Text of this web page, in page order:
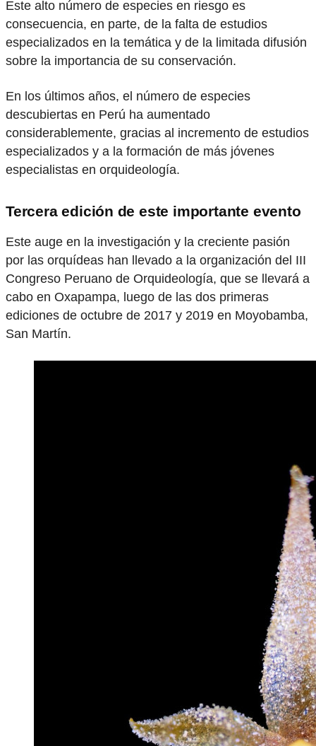
Este alto número de especies en riesgo es
consecuencia, en parte, de la falta de estudios
especializados en la temática y de la limitada difusión
sobre la importancia de su conservación.
En los últimos años, el número de especies
descubiertas en Perú ha aumentado
considerablemente, gracias al incremento de estudios
especializados y a la formación de más jóvenes
especialistas en orquideología.
Tercera edición de este importante evento
Este auge en la investigación y la creciente pasión
por las orquídeas han llevado a la organización del III
Congreso Peruano de Orquideología, que se llevará a
cabo en Oxapampa, luego de las dos primeras
ediciones de octubre de 2017 y 2019 en Moyobamba,
San Martín.